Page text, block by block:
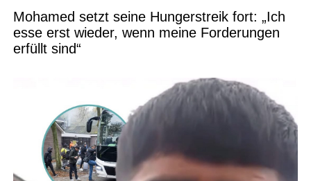
Mohamed setzt seine Hungerstreik fort: „Ich
esse erst wieder, wenn meine Forderungen
erfüllt sind“